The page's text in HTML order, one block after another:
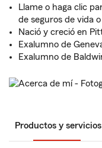
Llame o haga clic
de seguros de vida
Nació y creció en
Exalumno de
Exalumno de
Productos y servicios